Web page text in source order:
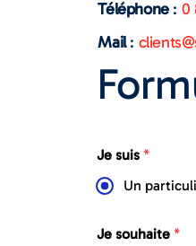
Téléphone: 0
Mail:
Je suis *
Un
Je souhaite *